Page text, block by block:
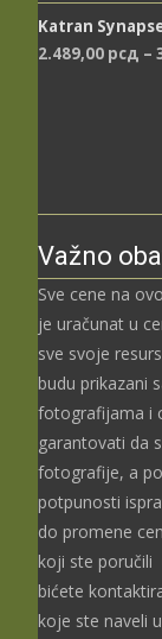
Katran
2.489,00 рсд –
Važno
Sve cene na
je uračunat u
sve svoje
budu prikazani
fotografijama i
garantovati da
fotografije, a
potpunosti
do promene
koji ste poručili
bićete
koje ste naveli